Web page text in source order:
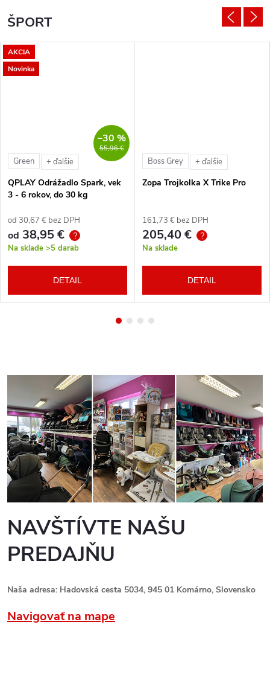
ŠPORT
AKCIA
Novinka
55,96 €
–30 %
Green + ďalšie
QPLAY Odrážadlo Spark, vek
3 - 6 rokov, do 30 kg
od 30,67 € bez DPH
od 38,95 € ?
Na sklade >5 darab
DETAIL
Boss Grey + ďalšie
Zopa Trojkolka X Trike Pro
161,73 € bez DPH
205,40 € ?
Na sklade
DETAIL
NAVŠTÍVTE NAŠU
PREDAJŇU
Naša adresa: Hadovská cesta 5034, 945 01 Komárno, Slovensko
Navigovať na mape